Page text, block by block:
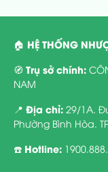
🏠 HỆ THỐNG
🧭 Trụ sở chính:
NAM
📍 Địa chỉ: 29/1A.
Phường Bình Hòa.
☎️ Hotline: